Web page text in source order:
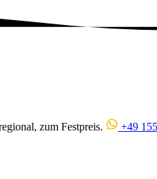
zum Festpreis. +49